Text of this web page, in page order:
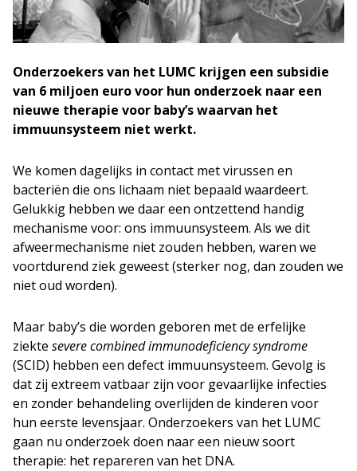
Onderzoekers van het LUMC krijgen een subsidie
van 6 miljoen euro voor hun onderzoek naar een
nieuwe therapie voor baby’s waarvan het
immuunsysteem niet werkt.
We komen dagelijks in contact met virussen en
bacteriën die ons lichaam niet bepaald waardeert.
Gelukkig hebben we daar een ontzettend handig
mechanisme voor: ons immuunsysteem. Als we dit
afweermechanisme niet zouden hebben, waren we
voortdurend ziek geweest (sterker nog, dan zouden we
niet oud worden).
Maar baby’s die worden geboren met de erfelijke
ziekte severe combined immunodeficiency syndrome
(SCID) hebben een defect immuunsysteem. Gevolg is
dat zij extreem vatbaar zijn voor gevaarlijke infecties
en zonder behandeling overlijden de kinderen voor
hun eerste levensjaar. Onderzoekers van het LUMC
gaan nu onderzoek doen naar een nieuw soort
therapie: het repareren van het DNA.